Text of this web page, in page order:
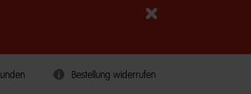
Bestellung widerrufen